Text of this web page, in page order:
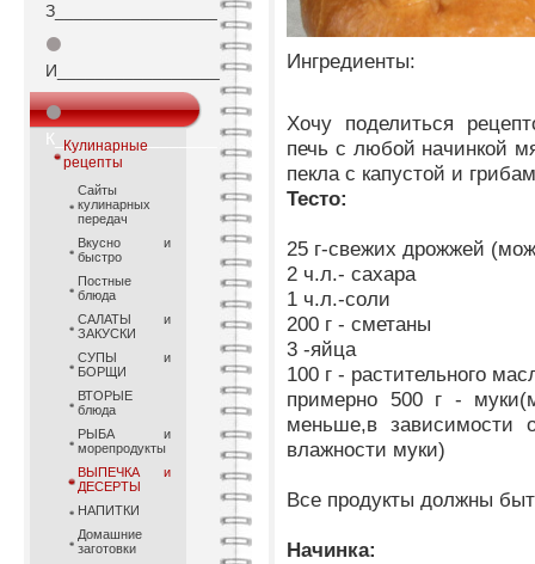
З_________________
⚫
И_________________
⚫
К_________________
Кулинарные
рецепты
Сайты
кулинарных
передач
Вкусно и
быстро
Постные
блюда
САЛАТЫ и
ЗАКУСКИ
СУПЫ и
БОРЩИ
ВТОРЫЕ
блюда
РЫБА и
морепродукты
ВЫПЕЧКА и
ДЕСЕРТЫ
НАПИТКИ
Домашние
заготовки
Ингредиенты:
Хочу поделиться
печь с любой начинкой
пекла с капустой и
Тесто:
25 г-свежих дрожжей
2 ч.л.- сахара
1 ч.л.-соли
200 г - сметаны
3 -яйца
100 г - растительного
примерно 500 г -
меньше,в зависимости
влажности муки)
Все продукты должны
Начинка: